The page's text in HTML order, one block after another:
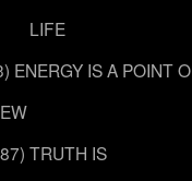
LIFE
ENERGY IS A POINT
87) TRUTH IS